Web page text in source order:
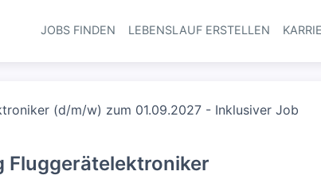
JOBS FINDEN LEBENSLAUF ERSTELLEN
(d/m/w) zum 01.09.2027 - Inklusiver Job
Fluggerätelektroniker